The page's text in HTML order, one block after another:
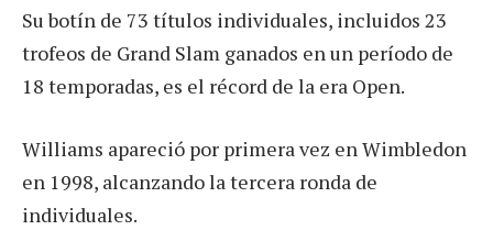
Su botín de 73 títulos individuales, incluidos 23
trofeos de Grand Slam ganados en un período de
18 temporadas, es el récord de la era Open.
Williams apareció por primera vez en Wimbledon
en 1998, alcanzando la tercera ronda de
individuales.